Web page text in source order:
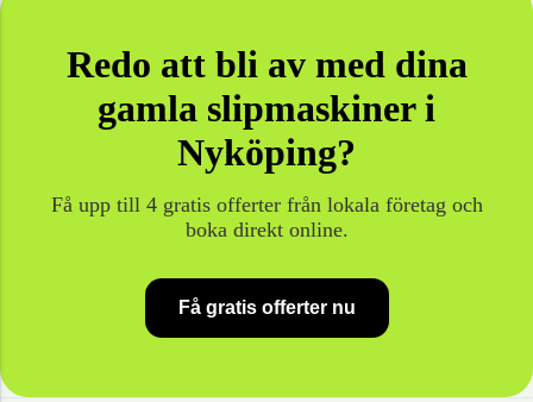
Redo att bli av med dina
gamla slipmaskineri
Nyköping?
Få upp till 4 gratis offerter från lokala företag och
boka direkt online.
Få gratis offerter nu